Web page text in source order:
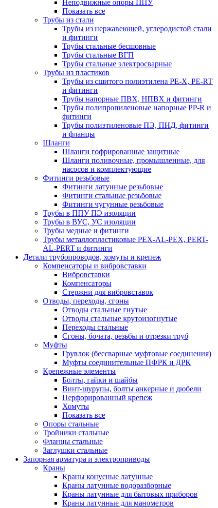
Неподвижные опоры ППУ
Показать все
Трубы из стали
Трубы из нержавеющей, углеродистой стали
и фитинги
Трубы стальные бесшовные
Трубы стальные ВГП
Трубы стальные электросварные
Трубы из пластиков
Трубы из сшитого полиэтилена PE-X, PE-RT
и фитинги
Трубы напорные ПВХ, НПВХ и фитинги
Трубы полипропиленовые напорные PP-R и
фитинги
Трубы полиэтиленовые ПЭ, ПНД, фитинги
и фланцы
Шланги
Шланги гофрированные защитные
Шланги поливочные, промышленные, для
насосов и комплектующие
Фитинги резьбовые
Фитинги латунные резьбовые
Фитинги стальные резьбовые
Фитинги чугунные резьбовые
Трубы в ППУ ПЭ изоляции
Трубы в ВУС, УС изоляции
Трубы медные и фитинги
Трубы металлопластиковые PEX-AL-PEX, PERT-
AL-PERT и фитинги
Детали трубопроводов, хомуты и крепеж
Компенсаторы и вибровставки
Вибровставки
Компенсаторы
Стержни для вибровставок
Отводы, переходы, сгоны
Отводы стальные гнутые
Отводы стальные крутоизогнутые
Переходы стальные
Сгоны, бочата, резьбы и отрезки труб
Муфты
Грувлок (бессварные муфтовые соединения)
Муфты соединительные ПФРК и ДРК
Крепежные элементы
Болты, гайки и шайбы
Винт-шурупы, болты анкерные и дюбели
Перфорированный крепеж
Хомуты
Показать все
Опоры стальные
Тройники стальные
Фланцы стальные
Заглушки стальные
Запорная арматура и электроприводы
Краны
Краны конусные латунные
Краны латунные водоразборные
Краны латунные для бытовых приборов
Краны латунные для манометров